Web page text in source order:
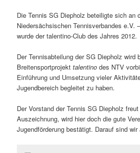
Die Tennis SG Diepholz beteiligte sich an
Niedersächsischen Tennisverbandes e.V.
wurde der talentino-Club des Jahres 2012.
Der Tennisabteilung der SG Diepholz wird
Breitensportprojekttalentino des NTV
Einführung und Umsetzung vieler
Jugendbereich begleitet zu haben.
Der Vorstand der Tennis SG Diepholz
Auszeichnung, wird hier doch die gute
Jugendförderung bestätigt. Darauf sind